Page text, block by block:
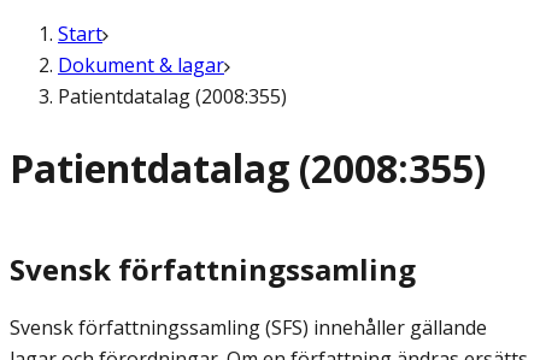
Start
Dokument & lagar
Patientdatalag (2008:355)
Patientdatalag (2008:355)
Svensk författningssamling
Svensk författningssamling (SFS) innehåller gällande